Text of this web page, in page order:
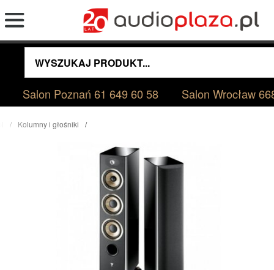
Salon Poznań61 649 60 58 Salon Wrocław
Kolumny i głośniki